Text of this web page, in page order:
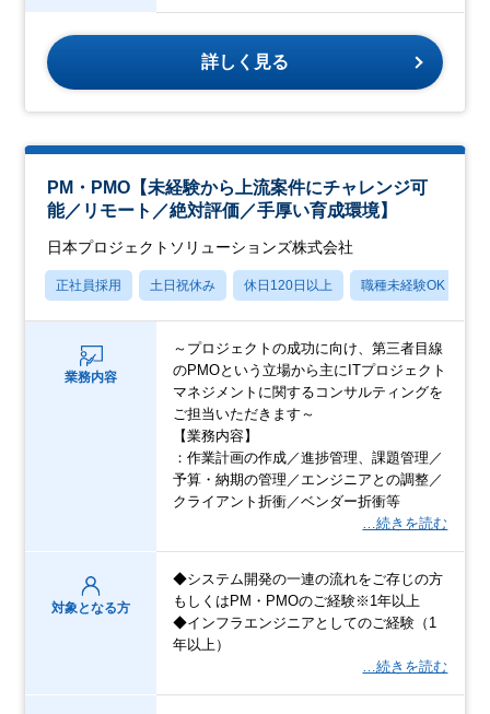
詳しく見る
PM・PMO【未経験から上流案件にチャレンジ可
能／リモート／絶対評価／手厚い育成環境】
日本プロジェクトソリューションズ株式会社
正社員採用 土日祝休み 休日120日以上 職種未経験OK
業務内容
～プロジェクトの成功に向け、第三者目線
のPMOという立場から主にITプロジェクト
マネジメントに関するコンサルティングを
ご担当いただきます～
【業務内容】
：作業計画の作成／進捗管理、課題管理／
予算・納期の管理／エンジニアとの調整／
クライアント折衝／ベンダー折衝等
…続きを読む
対象となる方
◆システム開発の一連の流れをご存じの方
もしくはPM・PMOのご経験※1年以上
◆インフラエンジニアとしてのご経験（1
年以上）
…続きを読む